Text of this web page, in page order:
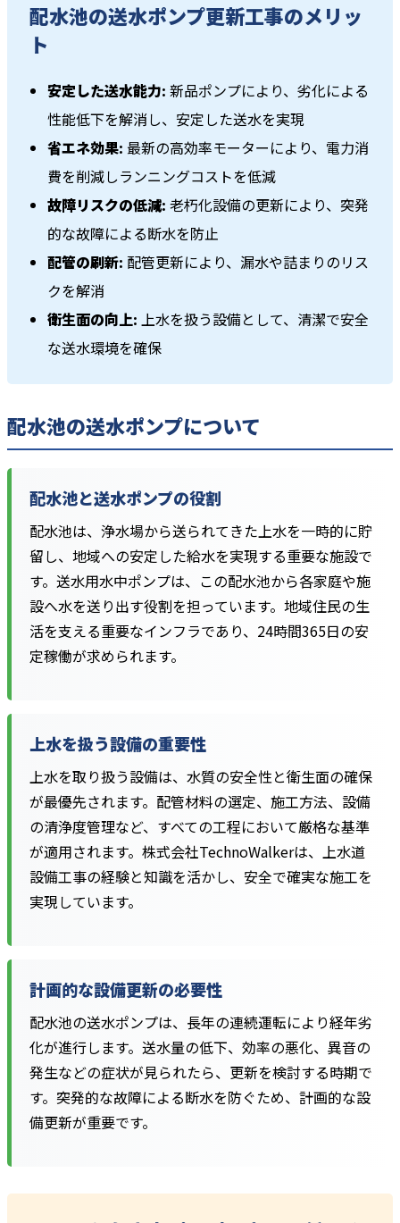
配水池の送水ポンプ更新工事のメリッ
ト
安定した送水能力: 新品ポンプにより、劣化による
性能低下を解消し、安定した送水を実現
省エネ効果: 最新の高効率モーターにより、電力消
費を削減しランニングコストを低減
故障リスクの低減: 老朽化設備の更新により、突発
的な故障による断水を防止
配管の刷新: 配管更新により、漏水や詰まりのリス
クを解消
衛生面の向上: 上水を扱う設備として、清潔で安全
な送水環境を確保
配水池の送水ポンプについて
配水池と送水ポンプの役割
配水池は、浄水場から送られてきた上水を一時的に貯
留し、地域への安定した給水を実現する重要な施設で
す。送水用水中ポンプは、この配水池から各家庭や施
設へ水を送り出す役割を担っています。地域住民の生
活を支える重要なインフラであり、24時間365日の安
定稼働が求められます。
上水を扱う設備の重要性
上水を取り扱う設備は、水質の安全性と衛生面の確保
が最優先されます。配管材料の選定、施工方法、設備
の清浄度管理など、すべての工程において厳格な基準
が適用されます。株式会社TechnoWalkerは、上水道
設備工事の経験と知識を活かし、安全で確実な施工を
実現しています。
計画的な設備更新の必要性
配水池の送水ポンプは、長年の連続運転により経年劣
化が進行します。送水量の低下、効率の悪化、異音の
発生などの症状が見られたら、更新を検討する時期で
す。突発的な故障による断水を防ぐため、計画的な設
備更新が重要です。